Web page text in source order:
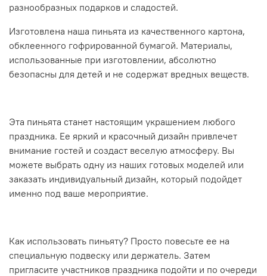
разнообразных подарков и сладостей.
Изготовлена наша пиньята из качественного картона,
обклеенного гофрированной бумагой. Материалы,
использованные при изготовлении, абсолютно
безопасны для детей и не содержат вредных веществ.
Эта пиньята станет настоящим украшением любого
праздника. Ее яркий и красочный дизайн привлечет
внимание гостей и создаст веселую атмосферу. Вы
можете выбрать одну из наших готовых моделей или
заказать индивидуальный дизайн, который подойдет
именно под ваше мероприятие.
Как использовать пиньяту? Просто повесьте ее на
специальную подвеску или держатель. Затем
пригласите участников праздника подойти и по очереди